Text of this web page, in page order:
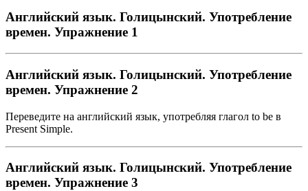
Английский язык. Голицынский. Употребление
времен. Упражнение 1
Английский язык. Голицынский. Употребление
времен. Упражнение 2
Переведите на английский язык, употребляя глагол to be в
Present Simple.
Английский язык. Голицынский. Употребление
времен. Упражнение 3